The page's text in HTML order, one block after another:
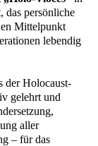
das persönliche
Mittelpunkt
lebendig
der Holocaust-
gelehrt und
aller
– für das